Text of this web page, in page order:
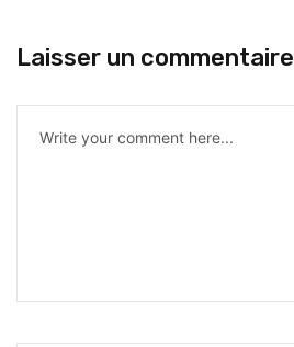
Laisser un commentaire